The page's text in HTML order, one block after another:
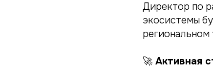
Директор по
экосистемы
региональном
🚀 Активная